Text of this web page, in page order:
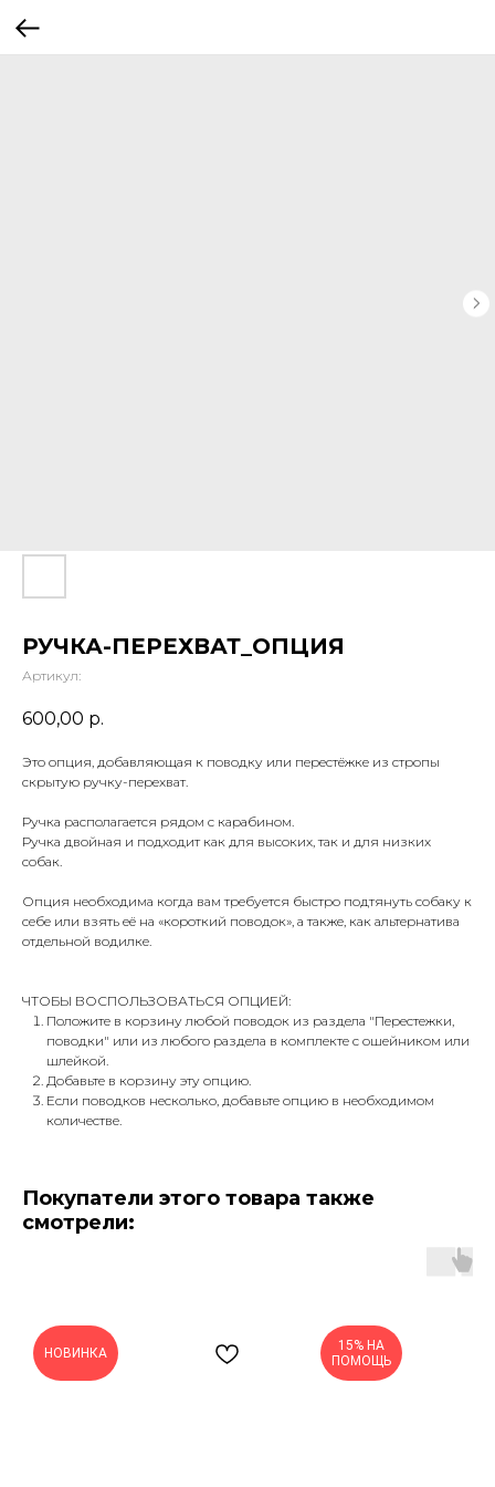
РУЧКА-ПЕРЕХВАТ_ОПЦИЯ
Артикул:
600,00 р.
Это опция, добавляющая к поводку или перестёжке из стропы
скрытую ручку-перехват.
Ручка располагается рядом с карабином.
Ручка двойная и подходит как для высоких, так и для низких
собак.
Опция необходима когда вам требуется быстро подтянуть собаку к
себе или взять её на «короткий поводок», а также, как альтернатива
отдельной водилке.
ЧТОБЫ ВОСПОЛЬЗОВАТЬСЯ ОПЦИЕЙ:
Положите в корзину любой поводок из раздела "Перестежки,
поводки" или из любого раздела в комплекте с ошейником или
шлейкой.
Добавьте в корзину эту опцию.
Если поводков несколько, добавьте опцию в необходимом
количестве.
Покупатели этого товара также
смотрели:
НОВИНКА
15% НА
ПОМОЩЬ